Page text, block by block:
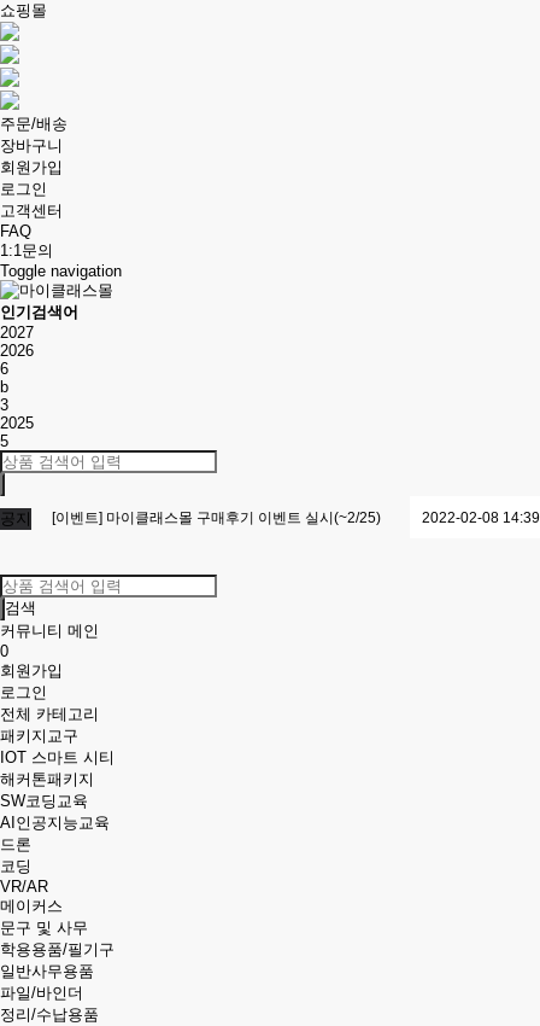
쇼핑몰
주문/배송
장바구니
회원가입
로그인
고객센터
FAQ
1:1문의
Toggle navigation
인기검색어
2027
2026
6
b
3
2025
5
공지 [이벤트] 마이클래스몰 구매후기 이벤트 실시(~2/25) 2022-02-08 14:39
검색
커뮤니티 메인
0
회원가입
로그인
전체 카테고리
패키지교구
IOT 스마트 시티
해커톤패키지
SW코딩교육
AI인공지능교육
드론
코딩
VR/AR
메이커스
문구 및 사무
학용용품/필기구
일반사무용품
파일/바인더
정리/수납용품